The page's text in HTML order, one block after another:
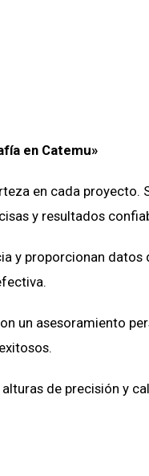
en Catemu»
en cada proyecto.
y resultados
y proporcionan datos
un asesoramiento
de precisión y